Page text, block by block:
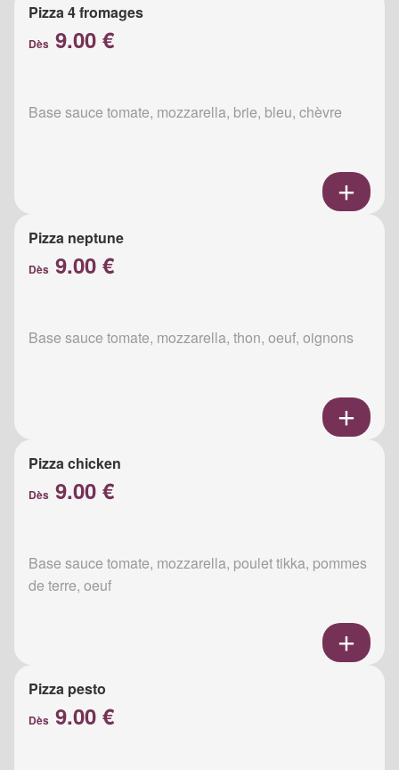
Pizza 4 fromages
Dès 9.00 €
Base sauce tomate, mozzarella, brie, bleu, chèvre
Pizza neptune
Dès 9.00 €
Base sauce tomate, mozzarella, thon, oeuf, oignons
Pizza chicken
Dès 9.00 €
Base sauce tomate, mozzarella, poulet tikka, pommes
de terre, oeuf
Pizza pesto
Dès 9.00 €